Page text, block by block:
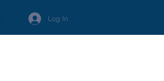
Log In